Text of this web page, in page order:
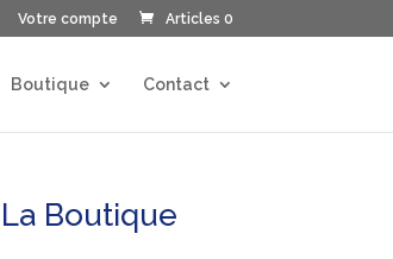
Votre compte Articles 0
Boutique Contact
La Boutique